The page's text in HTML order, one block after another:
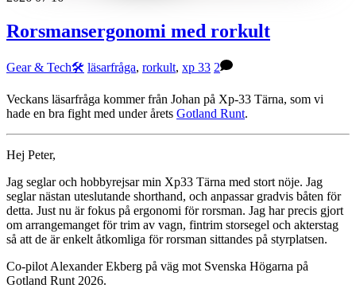
Rorsmansergonomi med rorkult
Gear & Tech🛠 läsarfråga, rorkult, xp 33 2
Veckans läsarfråga kommer från Johan på Xp-33 Tärna, som vi
hade en bra fight med under årets Gotland Runt.
Hej Peter,
Jag seglar och hobbyrejsar min Xp33 Tärna med stort nöje. Jag
seglar nästan uteslutande shorthand, och anpassar gradvis båten för
detta. Just nu är fokus på ergonomi för rorsman. Jag har precis gjort
om arrangemanget för trim av vagn, fintrim storsegel och akterstag
så att de är enkelt åtkomliga för rorsman sittandes på styrplatsen.
Co-pilot Alexander Ekberg på väg mot Svenska Högarna på
Gotland Runt 2026.